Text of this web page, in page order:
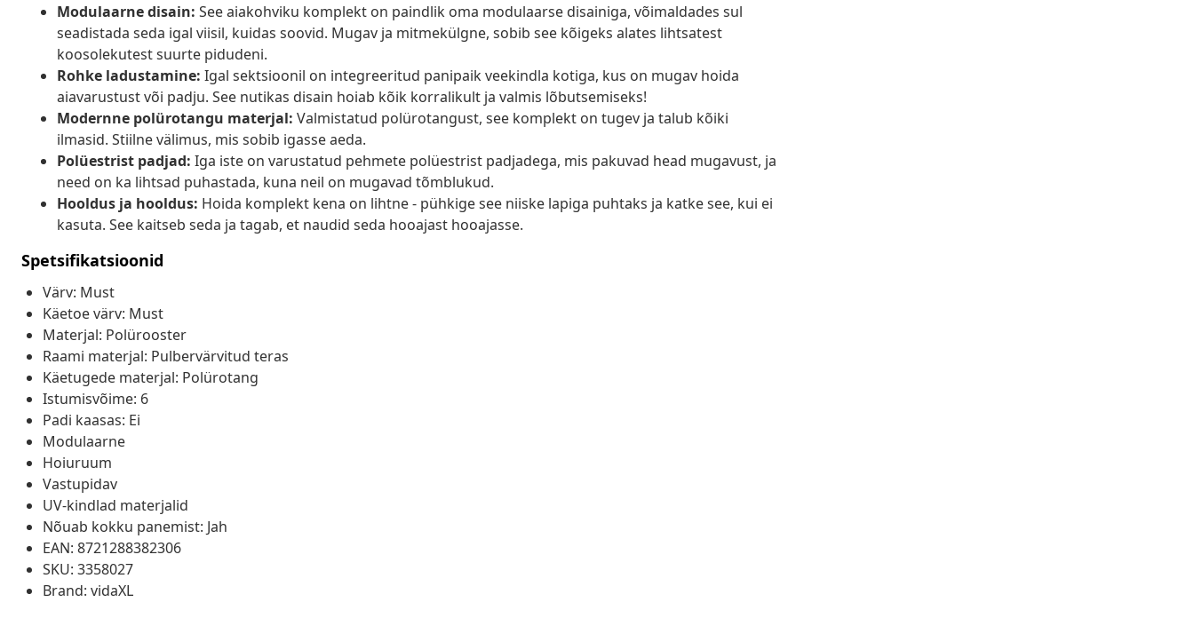
Modulaarne disain: See aiakohviku komplekt on paindlik oma modulaarse disainiga, võimaldades sul
seadistada seda igal viisil, kuidas soovid. Mugav ja mitmekülgne, sobib see kõigeks alates lihtsatest
koosolekutest suurte pidudeni.
Rohke ladustamine: Igal sektsioonil on integreeritud panipaik veekindla kotiga, kus on mugav hoida
aiavarustust või padju. See nutikas disain hoiab kõik korralikult ja valmis lõbutsemiseks!
Modernne polürotangu materjal: Valmistatud polürotangust, see komplekt on tugev ja talub kõiki
ilmasid. Stiilne välimus, mis sobib igasse aeda.
Polüestrist padjad: Iga iste on varustatud pehmete polüestrist padjadega, mis pakuvad head mugavust, ja
need on ka lihtsad puhastada, kuna neil on mugavad tõmblukud.
Hooldus ja hooldus: Hoida komplekt kena on lihtne - pühkige see niiske lapiga puhtaks ja katke see, kui ei
kasuta. See kaitseb seda ja tagab, et naudid seda hooajast hooajasse.
Spetsifikatsioonid
Värv: Must
Käetoe värv: Must
Materjal: Polürooster
Raami materjal: Pulbervärvitud teras
Käetugede materjal: Polürotang
Istumisvõime: 6
Padi kaasas: Ei
Modulaarne
Hoiuruum
Vastupidav
UV-kindlad materjalid
Nõuab kokku panemist: Jah
EAN: 8721288382306
SKU: 3358027
Brand: vidaXL